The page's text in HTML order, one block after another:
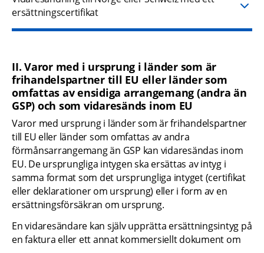
ersättningscertifikat
II. Varor med i ursprung i länder som är
frihandelspartner till EU eller länder som
omfattas av ensidiga arrangemang (andra än
GSP) och som vidaresänds inom EU
Varor med ursprung i länder som är frihandelspartner
till EU eller länder som omfattas av andra
förmånsarrangemang än GSP kan vidaresändas inom
EU. De ursprungliga intygen ska ersättas av intyg i
samma format som det ursprungliga intyget (certifikat
eller deklarationer om ursprung) eller i form av en
ersättningsförsäkran om ursprung.
En vidaresändare kan själv upprätta ersättningsintyg på
en faktura eller ett annat kommersiellt dokument om